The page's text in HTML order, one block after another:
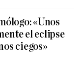
«Unos
el eclipse
ciegos»